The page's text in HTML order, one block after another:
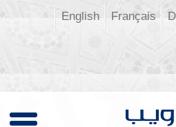
Français
English